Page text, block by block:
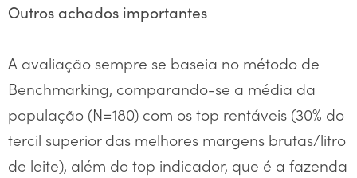
Outros achados importantes
A avaliação sempre se baseia no método de
Benchmarking, comparando-se a média da
população (N=180) com os top rentáveis (30% do
tercil superior das melhores margens brutas/litro
de leite), além do top indicador, que é a fazenda